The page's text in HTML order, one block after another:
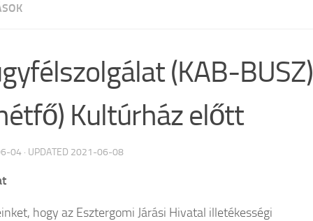
(KAB-BUSZ)
Kultúrház előtt
04 · UPDATED 2021-06-08
hogy az Esztergomi Járási Hivatal illetékességi